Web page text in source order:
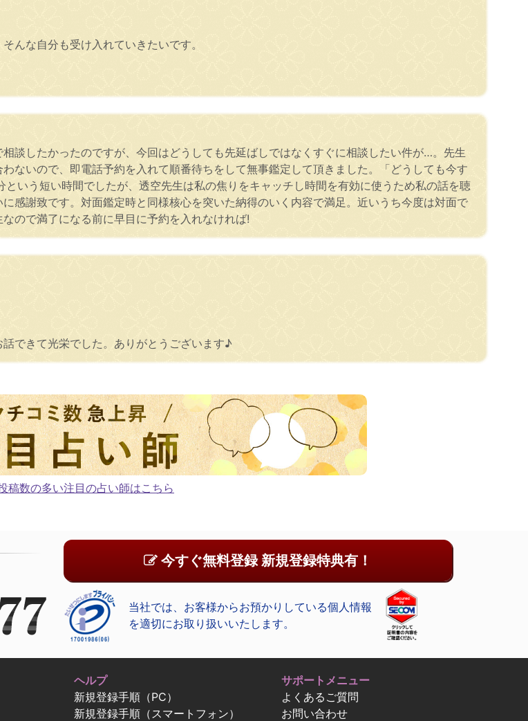
んな自分も受け入れていきたいです。
談したかったのですが、今回はどうしても先延ばしではなくすぐに相談したい件が…。先生
ないので、即電話予約を入れて順番待ちをして無事鑑定して頂きました。「どうしても今す
いう短い時間でしたが、透空先生は私の焦りをキャッチし時間を有効に使うため私の話を聴
感謝致です。対面鑑定時と同様核心を突いた納得のいく内容で満足。近いうち今度は対面で
ので満了になる前に早目に予約を入れなければ!
できて光栄でした。ありがとうございます♪
稿数の多い注目の占い師はこちら
今すぐ無料登録 新規登録特典有！
当社では、お客様からお預かりしている個人情報
を適切にお取り扱いいたします。
ヘルプ
新規登録手順（PC）
新規登録手順（スマートフォン）
サポートメニュー
よくあるご質問
お問い合わせ